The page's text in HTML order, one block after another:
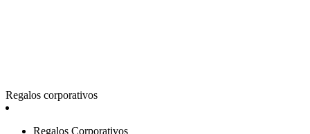
Regalos corporativos
Regalos Corporativos